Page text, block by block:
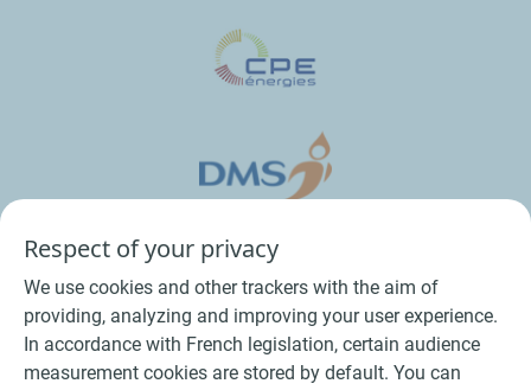
Respect of your privacy
We use cookies and other trackers with the aim of
providing, analyzing and improving your user experience.
In accordance with French legislation, certain audience
measurement cookies are stored by default. You can